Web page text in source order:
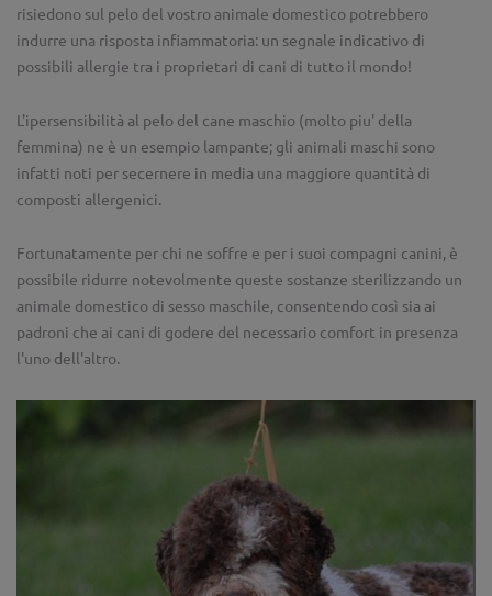
risiedono sul pelo del vostro animale domestico potrebbero
indurre una risposta infiammatoria: un segnale indicativo di
possibili allergie tra i proprietari di cani di tutto il mondo!
L'ipersensibilità al pelo del cane maschio (molto piu' della
femmina) ne è un esempio lampante; gli animali maschi sono
infatti noti per secernere in media una maggiore quantità di
composti allergenici.
Fortunatamente per chi ne soffre e per i suoi compagni canini, è
possibile ridurre notevolmente queste sostanze sterilizzando un
animale domestico di sesso maschile, consentendo così sia ai
padroni che ai cani di godere del necessario comfort in presenza
l'uno dell'altro.